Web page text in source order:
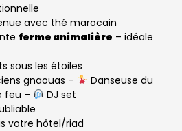
avec thé marocain
ferme animalière – idéale
sous les étoiles
gnaouas –
Danseuse du
feu –
DJ set
votre hôtel/riad